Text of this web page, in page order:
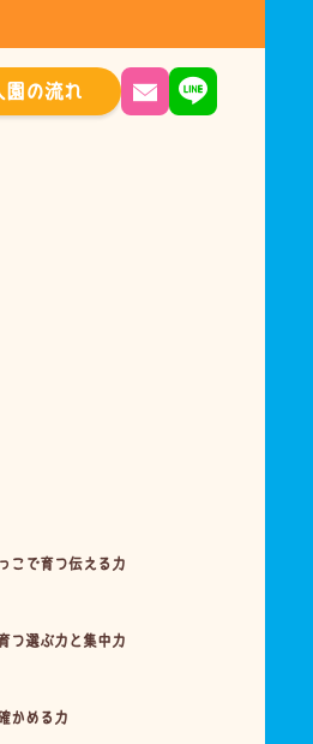
園の流れ
こで育つ伝える力
つ選ぶ力と集中力
かめる力